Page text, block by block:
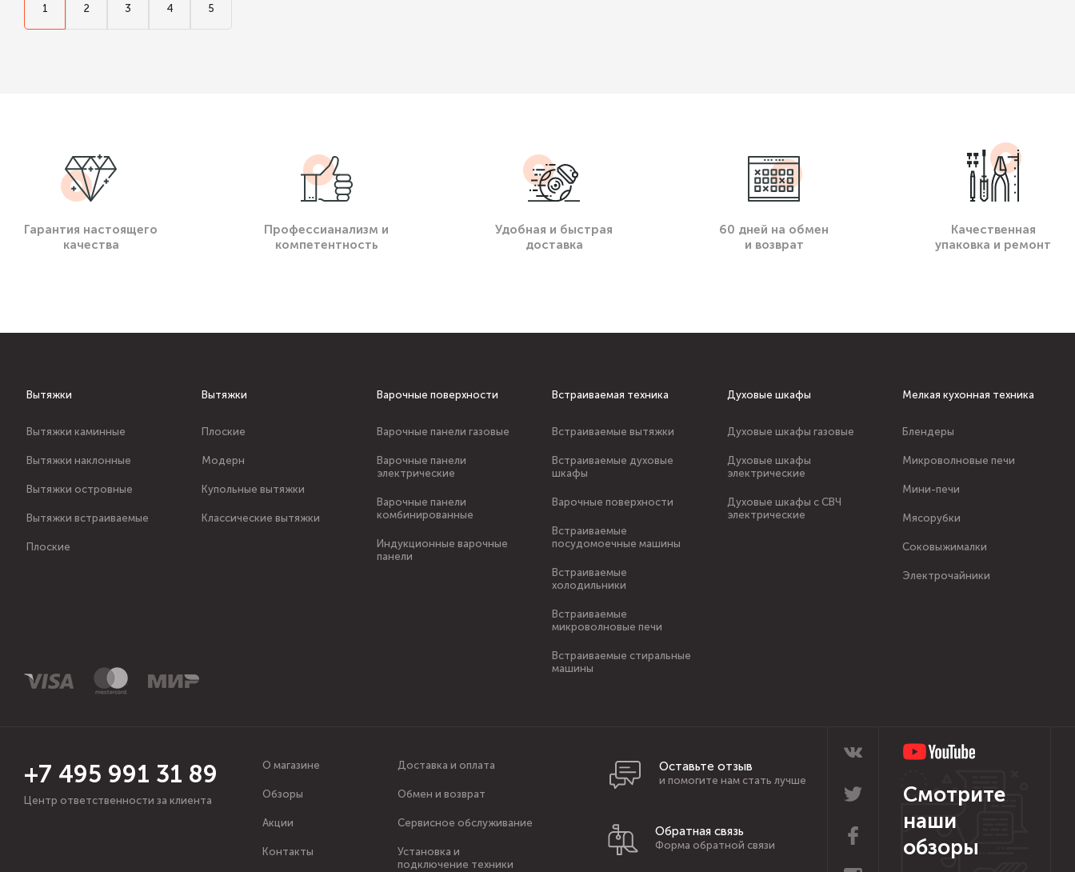
1 2 3 4 5
Гарантия настоящего
качества
Профессианализм и
компетентность
Удобная и быстрая
доставка
60 дней на обмен
и возврат
Качественная
упаковка и ремонт
Вытяжки
Вытяжки каминные
Вытяжки наклонные
Вытяжки островные
Вытяжки встраиваемые
Плоские
Вытяжки
Плоские
Модерн
Купольные вытяжки
Классические вытяжки
Варочные поверхности
Варочные панели газовые
Варочные панели
электрические
Варочные панели
комбинированные
Индукционные варочные
панели
Встраиваемая техника
Встраиваемые вытяжки
Встраиваемые духовые
шкафы
Варочные поверхности
Встраиваемые
посудомоечные машины
Встраиваемые
холодильники
Встраиваемые
микроволновые печи
Встраиваемые стиральные
машины
Духовые шкафы
Духовые шкафы газовые
Духовые шкафы
электрические
Духовые шкафы с СВЧ
электрические
Мелкая кухонная техника
Блендеры
Микроволновые печи
Мини-печи
Мясорубки
Соковыжималки
Электрочайники
+7 495 991 31 89
Центр ответственности за клиента
О магазине Доставка и оплата
Обзоры Обмен и возврат
Акции Сервисное обслуживание
Контакты
Установка и
подключение техники
Оставьте отзыв
и помогите нам стать лучше
Обратная связь
Форма обратной связи
Смотрите
наши
обзоры